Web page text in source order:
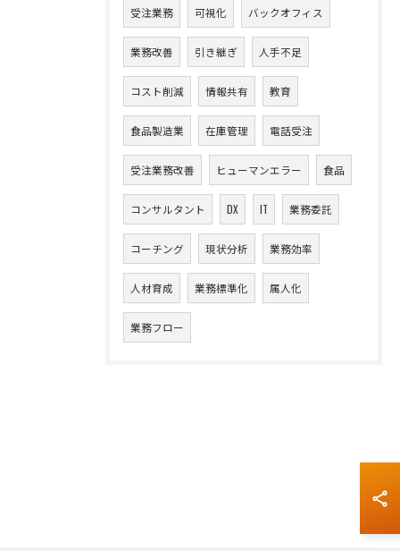
受注業務 可視化 バックオフィス
業務改善 引き継ぎ 人手不足
コスト削減 情報共有 教育
食品製造業 在庫管理 電話受注
受注業務改善 ヒューマンエラー 食品
コンサルタント DX IT 業務委託
コーチング 現状分析 業務効率
人材育成 業務標準化 属人化
業務フロー